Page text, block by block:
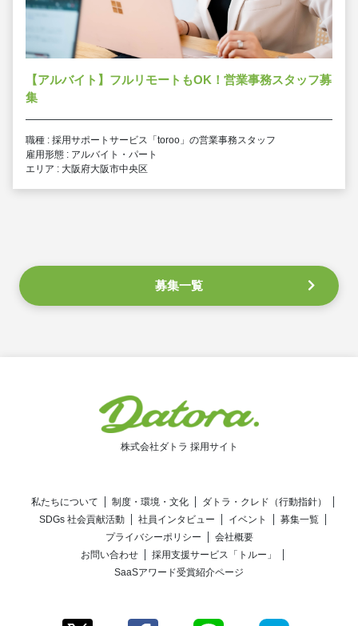
【アルバイト】フルリモートもOK！営業事務スタッフ募
集
職種 : 採用サポートサービス「toroo」の営業事務スタッフ
雇用形態 : アルバイト・パート
エリア : 大阪府大阪市中央区
募集一覧
株式会社ダトラ 採用サイト
私たちについて 制度・環境・文化
ダトラ・クレド（行動指針）
SDGs 社会貢献活動
社員インタビュー イベント
募集一覧
プライバシーポリシー
会社概要
お問い合わせ
採用支援サービス「トルー」
SaaSアワード受賞紹介ページ